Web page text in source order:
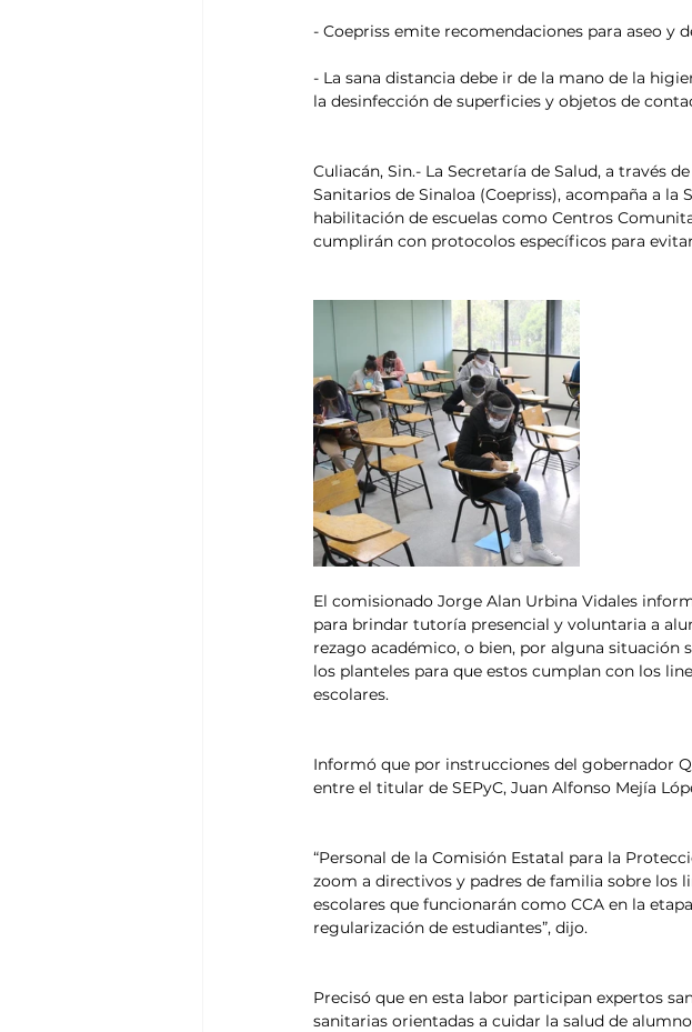
- Coepriss emite recomendaciones para aseo y
- La sana distancia debe ir de la mano de la
la desinfección de superficies y objetos de
Culiacán, Sin.- La Secretaría de Salud, a través
Sanitarios de Sinaloa (Coepriss), acompaña a la
habilitación de escuelas como Centros
cumplirán con protocolos específicos para
El comisionado Jorge Alan Urbina Vidales
para brindar tutoría presencial y voluntaria a
rezago académico, o bien, por alguna situación
los planteles para que estos cumplan con los
escolares.
Informó que por instrucciones del gobernador
entre el titular de SEPyC, Juan Alfonso Mejía
“Personal de la Comisión Estatal para la
zoom a directivos y padres de familia sobre los
escolares que funcionarán como CCA en la
regularización de estudiantes”, dijo.
Precisó que en esta labor participan expertos
sanitarias orientadas a cuidar la salud de